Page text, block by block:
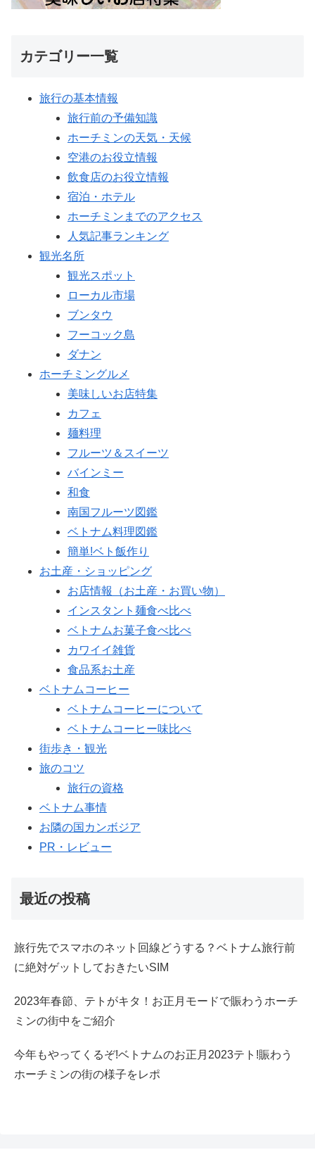
カテゴリー一覧
旅行の基本情報
旅行前の予備知識
ホーチミンの天気・天候
空港のお役立情報
飲食店のお役立情報
宿泊・ホテル
ホーチミンまでのアクセス
人気記事ランキング
観光名所
観光スポット
ローカル市場
ブンタウ
フーコック島
ダナン
ホーチミングルメ
美味しいお店特集
カフェ
麺料理
フルーツ＆スイーツ
バインミー
和食
南国フルーツ図鑑
ベトナム料理図鑑
簡単!ベト飯作り
お土産・ショッピング
お店情報（お土産・お買い物）
インスタント麺食べ比べ
ベトナムお菓子食べ比べ
カワイイ雑貨
食品系お土産
ベトナムコーヒー
ベトナムコーヒーについて
ベトナムコーヒー味比べ
街歩き・観光
旅のコツ
旅行の資格
ベトナム事情
お隣の国カンボジア
PR・レビュー
最近の投稿
旅行先でスマホのネット回線どうする？ベトナム旅行前
に絶対ゲットしておきたいSIM
2023年春節、テトがキタ！お正月モードで賑わうホーチ
ミンの街中をご紹介
今年もやってくるぞ!ベトナムのお正月2023テト!賑わう
ホーチミンの街の様子をレポ